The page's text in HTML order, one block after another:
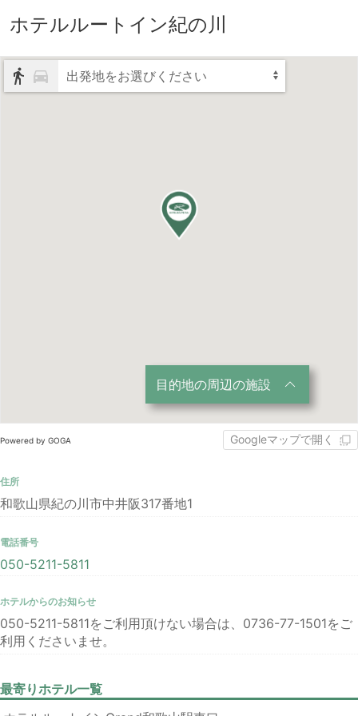
ホテルルートイン紀の川
出発地をお選びください
目的地の周辺の施設
Powered by GOGA Googleマップで開く
住所
和歌山県紀の川市中井阪317番地1
電話番号
050-5211-5811
ホテルからのお知らせ
050-5211-5811をご利用頂けない場合は、0736-77-1501をご
利用くださいませ。
最寄りホテル一覧